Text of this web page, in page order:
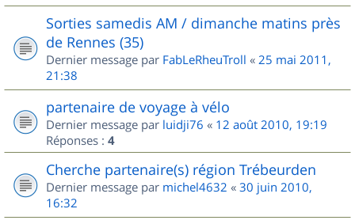
Sorties samedis AM / dimanche matins près
de Rennes (35)
Dernier message par FabLeRheuTroll « 25 mai 2011,
21:38
partenaire de voyage à vélo
Dernier message par luidji76 « 12 août 2010, 19:19
Réponses : 4
Cherche partenaire(s) région Trébeurden
Dernier message par michel4632 « 30 juin 2010,
16:32